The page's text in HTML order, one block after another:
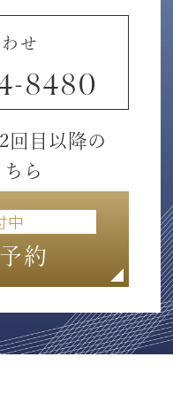
せ
8480
回目以降の
ら
中
約